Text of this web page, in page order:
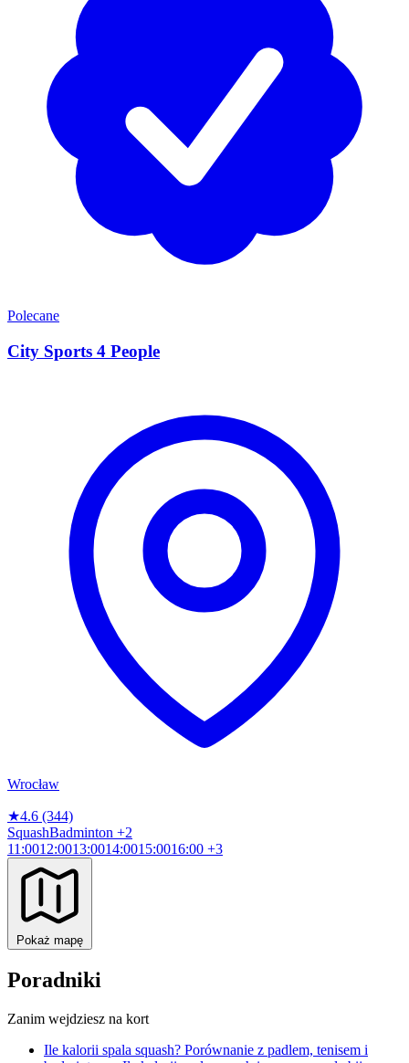
Polecane
City Sports 4 People
Wrocław
★4.6 (344)
SquashBadminton +2
11:0012:0013:0014:0015:0016:00 +3
Pokaż mapę
Poradniki
Zanim wejdziesz na kort
Ile kalorii spala squash? Porównanie z padlem, tenisem i